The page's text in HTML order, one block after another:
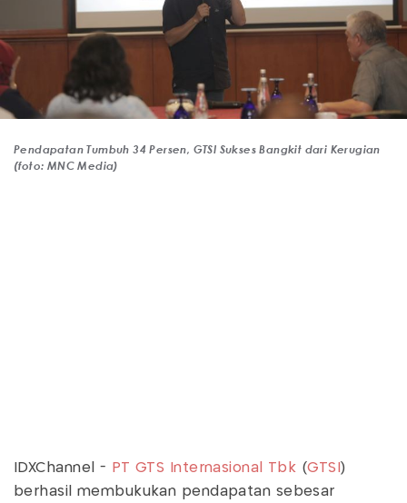
Pendapatan Tumbuh 34 Persen, GTSI Sukses Bangkit dari Kerugian
(foto: MNC Media)
IDXChannel - PT GTS Internasional Tbk (GTSI )
berhasil membukukan pendapatan sebesar